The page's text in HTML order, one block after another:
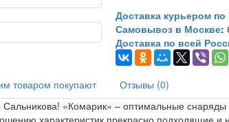
Доставка курьером
Самовывоз в Москве:
Доставка по всей
товаром покупают
Отзывы (0)
«Комарик» – оптимальные
характеристик прекрасно подходящие